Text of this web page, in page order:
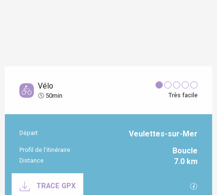
Vélo
50min Très facile
Informations pratiques
Départ Veulettes-sur-Mer
Profil de l’itinéraire Boucle
Distance 7.0 km
TRACE GPX